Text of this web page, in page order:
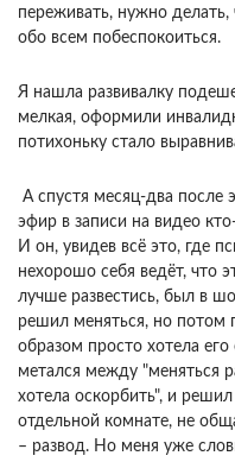
переживать, нужно
обо всем побеспокоиться.
Я нашла развивалку
мелкая, оформили
потихоньку стало
А спустя месяц-два после
эфир в записи на видео
И он, увидев всё это, где
нехорошо себя ведёт, что
лучше развестись, был в
решил меняться, но потом
образом просто хотела
метался между "меняться
хотела оскорбить", и
отдельной комнате, не
– развод. Но меня уже